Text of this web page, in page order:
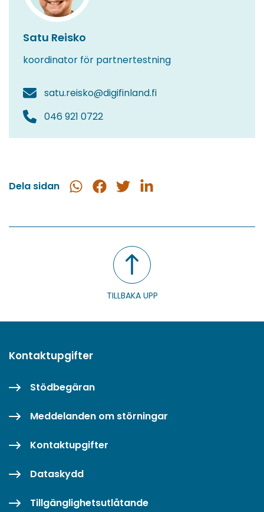
Satu Reisko
koordinator för partnertestning
satu.reisko@digifinland.fi
046 921 0722
Dela sidan
Dela
Dela
Dela
Dela
TILLBAKA UPP
Kontaktupgifter
Stödbegäran
Meddelanden om störningar
Kontaktupgifter
Dataskydd
Tillgänglighetsutlåtande